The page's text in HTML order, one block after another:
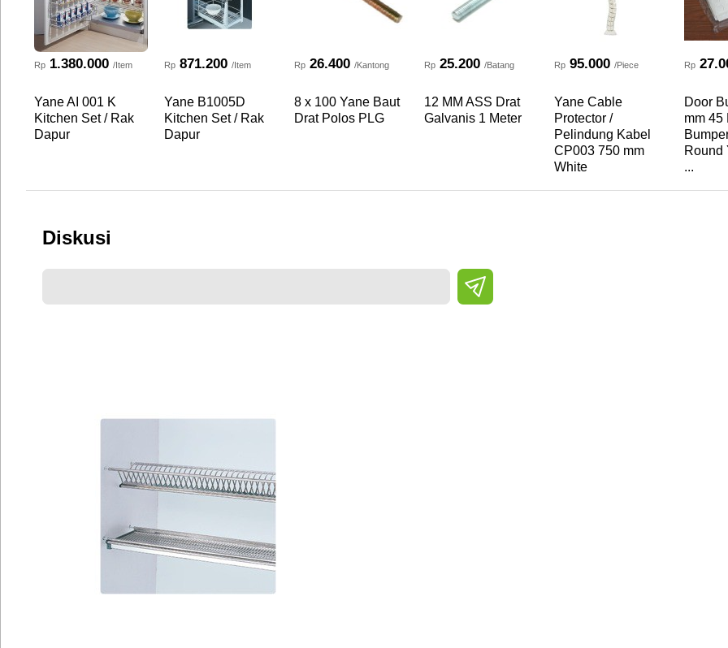
Rp 1.380.000 /Item
Yane AI 001 K
Kitchen Set / Rak
Dapur
Rp 871.200 /Item
Yane B1005D
Kitchen Set / Rak
Dapur
Rp 26.400 /Kantong
8 x 100 Yane Baut
Drat Polos PLG
Rp 25.200 /Batang
12 MM ASS Drat
Galvanis 1 Meter
Rp 95.000 /Piece
Yane Cable
Protector /
Pelindung Kabel
CP003 750 mm
White
Rp
Door
mm 45
Round
...
Diskusi